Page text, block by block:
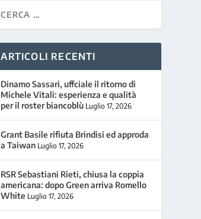
ARTICOLI RECENTI
Dinamo Sassari, uffciale il ritorno di
Michele Vitali: esperienza e qualità
per il roster biancoblù Luglio 17, 2026
Grant Basile rifiuta Brindisi ed approda
a Taiwan Luglio 17, 2026
RSR Sebastiani Rieti, chiusa la coppia
americana: dopo Green arriva Romello
White Luglio 17, 2026